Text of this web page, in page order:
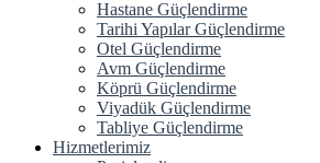
Hastane Güçlendirme
Tarihi Yapılar Güçlendirme
Otel Güçlendirme
Avm Güçlendirme
Köprü Güçlendirme
Viyadük Güçlendirme
Tabliye Güçlendirme
Hizmetlerimiz